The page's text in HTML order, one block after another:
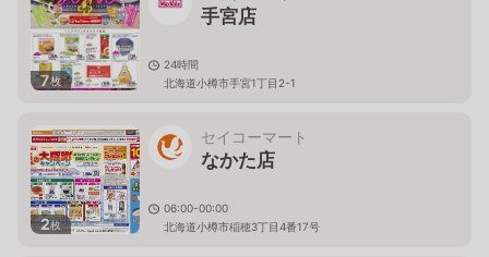
7枚
手宮店
24時間
北海道小樽市手宮1丁目2-1
2枚
セイコーマート
なかた店
06:00-00:00
北海道小樽市稲穂3丁目4番17号